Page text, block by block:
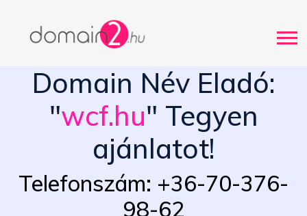
Domain Név Eladó:
"wcf.hu" Tegyen
ajánlatot!
Telefonszám: +36-70-376-
98-62